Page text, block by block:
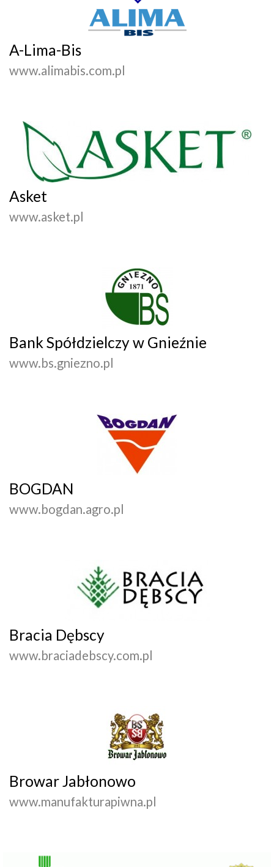
A-Lima-Bis
www.alimabis.com.pl
Asket
www.asket.pl
Bank Spółdzielczy w Gnieźnie
www.bs.gniezno.pl
BOGDAN
www.bogdan.agro.pl
Bracia Dębscy
www.braciadebscy.com.pl
Browar Jabłonowo
www.manufakturapiwna.pl